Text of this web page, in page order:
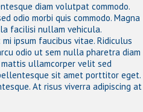
diam volutpat commodo.
odio morbi quis commodo. Magna
facilisi nullam vehicula.
ipsum faucibus vitae. Ridiculus
odio ut sem nulla pharetra diam
ullamcorper velit sed
sit amet porttitor eget.
At risus viverra adipiscing at